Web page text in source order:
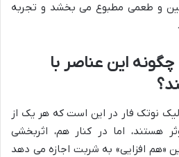
و طعمی مطبوع می بخشد و تجربه
این عناصر با
نوتک فار در این است که هر یک از
هستند، اما در کنار هم، اثربخشی
«هم افزایی» به شربت اجازه می دهد